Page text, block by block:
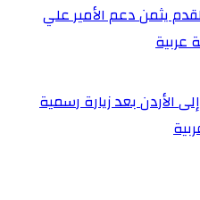
يثمن دعم الأمير علي
عربية
الأردن بعد زيارة رسمية